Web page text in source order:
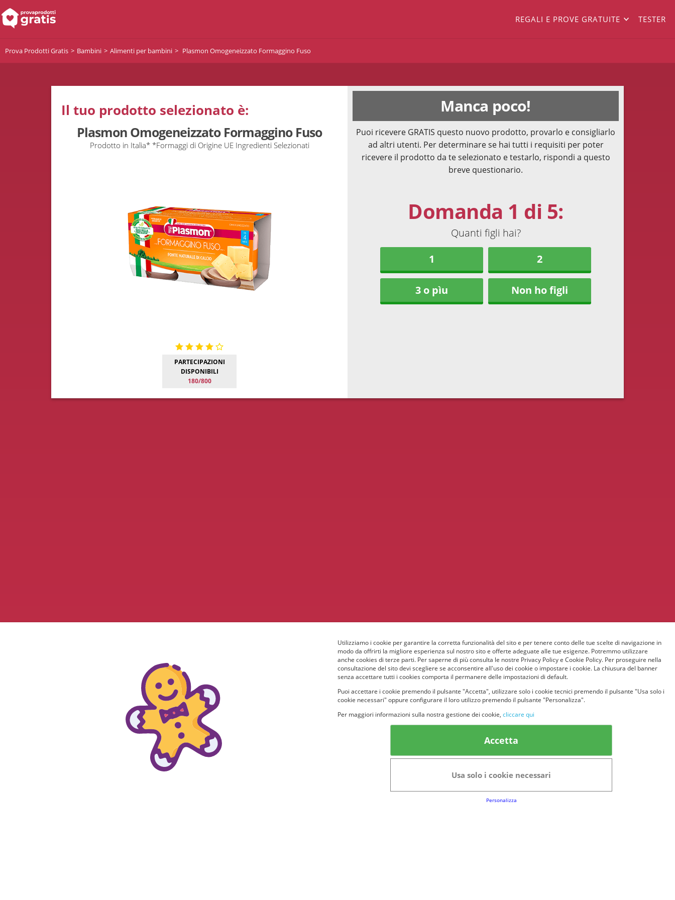
REGALI E PROVE GRATUITE TESTER
Prova Prodotti Gratis Bambini Alimenti per bambini Plasmon Omogeneizzato Formaggino Fuso
Il tuo prodotto selezionato è:
Plasmon Omogeneizzato Formaggino Fuso
Prodotto in Italia* *Formaggi di Origine UE Ingredienti Selezionati
PARTECIPAZIONI
DISPONIBILI
180/800
Manca poco!
Puoi ricevere GRATIS questo nuovo prodotto, provarlo e consigliarlo
ad altri utenti. Per determinare se hai tutti i requisiti per poter
ricevere il prodotto da te selezionato e testarlo, rispondi a questo
breve questionario.
Domanda 1 di 5:
Quanti figli hai?
1
2
3 o pìu Non ho figli
© provaprodottigratis.it 2023 | All Rights Reserved.
FAQs
Regolamento del Servizio
Utilizziamo i cookie per garantire la corretta funzionalità del sito e per tenere conto delle tue scelte di navigazione in
modo da offrirti la migliore esperienza sul nostro sito e offerte adeguate alle tue esigenze. Potremmo utilizzare
anche cookies di terze parti. Per saperne di più consulta le nostre Privacy Policy e Cookie Policy. Per proseguire nella
consultazione del sito devi scegliere se acconsentire all'uso dei cookie o impostare i cookie. La chiusura del banner
senza accettare tutti i cookies comporta il permanere delle impostazioni di default.
Puoi accettare i cookie premendo il pulsante "Accetta", utilizzare solo i cookie tecnici premendo il pulsante "Usa solo i
cookie necessari" oppure configurare il loro utilizzo premendo il pulsante "Personalizza".
Per maggiori informazioni sulla nostra gestione dei cookie, cliccare qui
Accetta
Usa solo i cookie necessari
Personalizza